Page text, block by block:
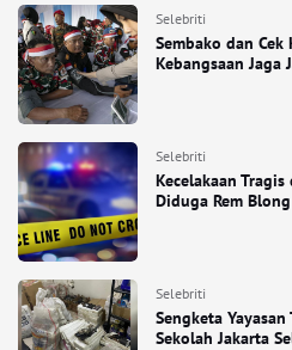
Selebriti
Sembako dan
Kebangsaan Jaga
Selebriti
Kecelakaan
Diduga Rem Blong
Selebriti
Sengketa
Sekolah Jakarta